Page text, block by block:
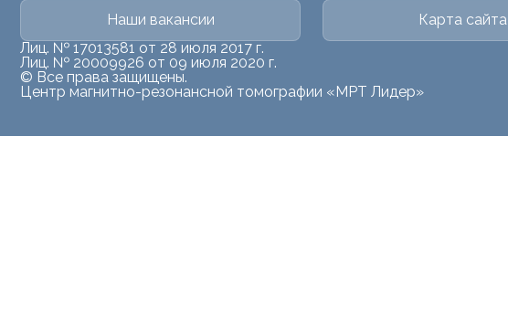
Наши вакансии Карта сайта
Лиц. № 17013581 от 28 июля 2017 г.
Лиц. № 20009926 от 09 июля 2020 г.
© Все права защищены.
Центр магнитно-резонансной томографии «МРТ Лидер»